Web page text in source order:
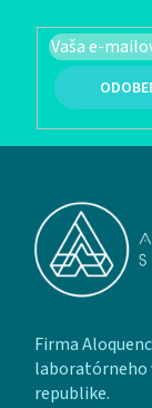
Firma
laboratórneho
republike.